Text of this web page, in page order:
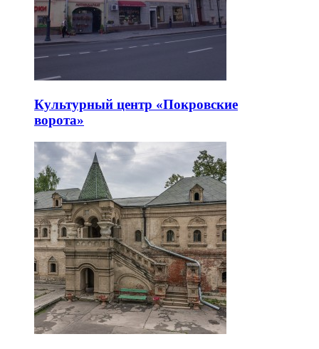
Культурный центр «Покровские
ворота»